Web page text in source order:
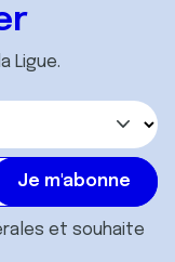
Ligue.
et souhaite